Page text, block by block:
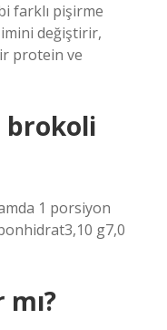
farklı pişirme
değiştirir,
protein ve
brokoli
1 porsiyon
g7,0